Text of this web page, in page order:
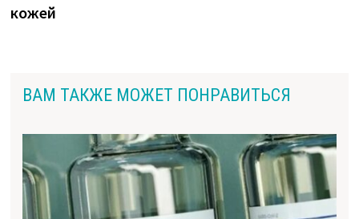
кожей
ВАМ ТАКЖЕ МОЖЕТ ПОНРАВИТЬСЯ